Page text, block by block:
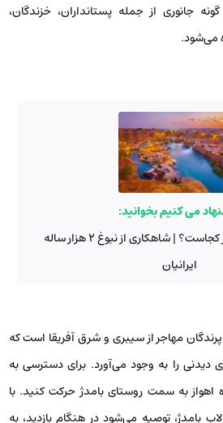
گونه گیاهی و بیش از ۴۰ گونه جانوری از جمله پستانداران، خزندگان،
می‌شود.
می کنیم بخوانید:
سازه‌ های آبی شوشتر کجاست؟ | شاهکاری از نبوغ ۲ هزار ساله
ایرانیان
پرندگان مهاجر از سیبری و شرق آفریقا است که
را به وجود می‌آورد. برای دسترسی به
اهواز به سمت روستای بامدژ حرکت کنید. با
بامدژ، توصیه می‌شود در هنگام بازدید، به